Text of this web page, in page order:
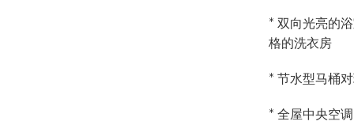
* 双向光亮的
格的洗衣房
* 节水型马桶
* 全屋中央空